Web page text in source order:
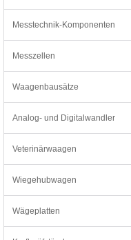
Messtechnik-Komponenten
Messzellen
Waagenbausätze
Analog- und Digitalwandler
Veterinärwaagen
Wiegehubwagen
Wägeplatten